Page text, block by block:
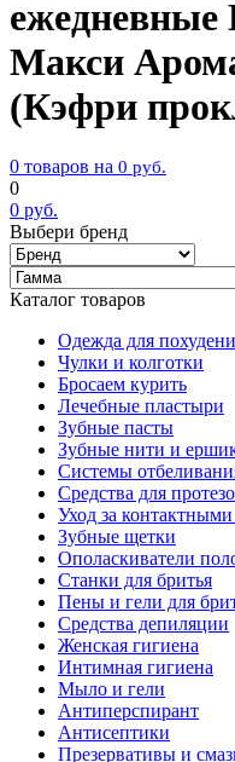
ежедневные
Макси
(Кэфри
0 товаров на 0 руб.
0
0 руб.
Выбери бренд
Каталог товаров
Одежда для
Чулки и колготки
Бросаем курить
Лечебные пластыри
Зубные пасты
Зубные нити и
Системы
Средства для
Уход за
Зубные щетки
Ополаскиватели
Станки для бритья
Пены и гели для
Средства депиляции
Женская гигиена
Интимная гигиена
Мыло и гели
Антиперспирант
Антисептики
Презервативы и